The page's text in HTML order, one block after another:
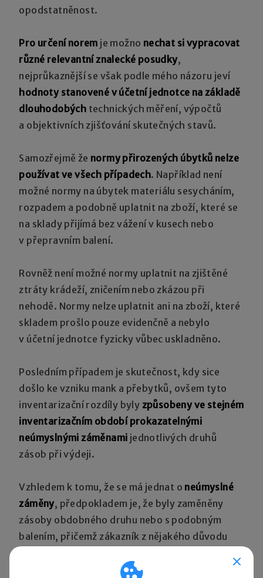
opodstatněnost.
Pro určení norem je možno nechat si vypracovat
různé relevantní znalecké posudky,
nejprůkaznější se však podle mého názoru jeví
hodnoty stanovené v účetní jednotce na základě
dlouhodobých technických měření, výpočtů
a objektivních zjišťování skutečných stavů.
Samozřejmě že normy přirozených úbytků nelze
používat ve všech případech. Například není
možné normy na úbytek materiálu sesycháním,
rozpadem a podobně uplatnit na zboží, které se
na sklady přijímá bez vážení v kusech nebo
v přepravním balení.
Rovněž není možné normy uplatnit na zjištěné
ztráty krádeží, zničením nebo zkázou při
nehodě. Normy nelze uplatnit ani na zboží, které
skladem prošlo pouze evidenčně a nebylo
v účetní jednotce fyzicky vůbec uskladněno.
Posledním případem je skutečnost, kdy sice
došlo ke vzniku mank a přebytků, ovšem tyto
inventarizační rozdíly byly způsobeny ve stejném
inventarizačním období prokazatelnými
neúmyslnými záměnami jednotlivých druhů
zásob při výdeji.
Vzhledem k tomu, že se má jednat o neúmyslné
záměny, předpokladem je, že byly zaměněny
zásoby obdobného druhu nebo s podobným
balením, přičemž zákazník z nějakého důvodu